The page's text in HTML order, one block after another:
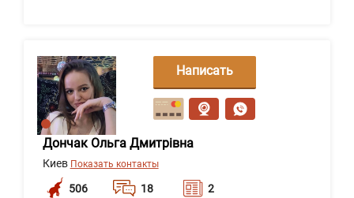
Дончак Ольга Дмитрівна
Киев Показать контакты
506 18 2
Написать
сообщение